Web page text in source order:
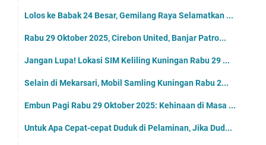
Lolos ke Babak 24 Besar, Gemilang Raya Selamatkan ...
Rabu 29 Oktober 2025, Cirebon United, Banjar Patro...
Jangan Lupa! Lokasi SIM Keliling Kuningan Rabu 29 ...
Selain di Mekarsari, Mobil Samling Kuningan Rabu 2...
Embun Pagi Rabu 29 Oktober 2025: Kehinaan di Masa ...
Untuk Apa Cepat-cepat Duduk di Pelaminan, Jika Dud...